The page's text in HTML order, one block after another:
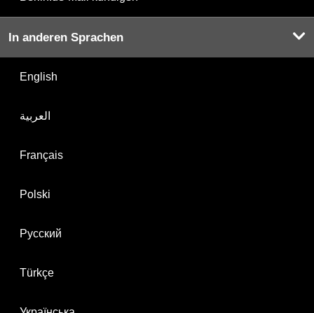
In anderen Sprachen
English
العربية
Français
Polski
Русский
Türkçe